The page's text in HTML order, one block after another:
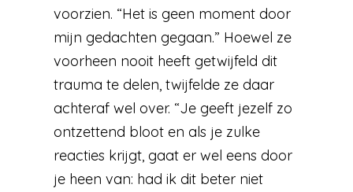
voorzien. “Het is geen moment door
mijn gedachten gegaan.” Hoewel ze
voorheen nooit heeft getwijfeld dit
trauma te delen, twijfelde ze daar
achteraf wel over. “Je geeft jezelf zo
ontzettend bloot en als je zulke
reacties krijgt, gaat er wel eens door
je heen van: had ik dit beter niet